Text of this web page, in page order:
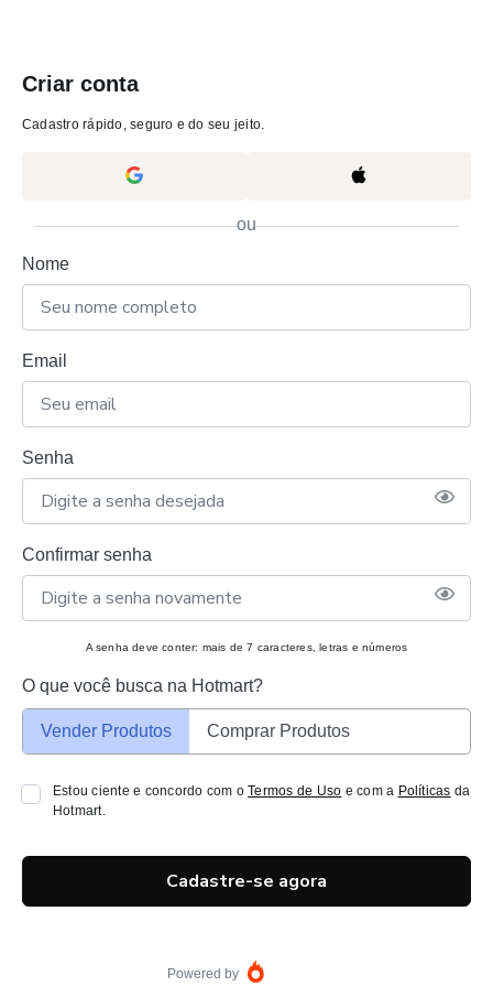
Criar conta
Cadastro rápido, seguro e do seu jeito.
ou
Nome
Email
Senha
Confirmar senha
A senha deve conter: mais de 7 caracteres, letras e números
O que você busca na Hotmart?
Vender Produtos Comprar Produtos
Estou ciente e concordo com oTermos de Uso e com a Políticas da
Hotmart.
Cadastre-se agora
Powered by